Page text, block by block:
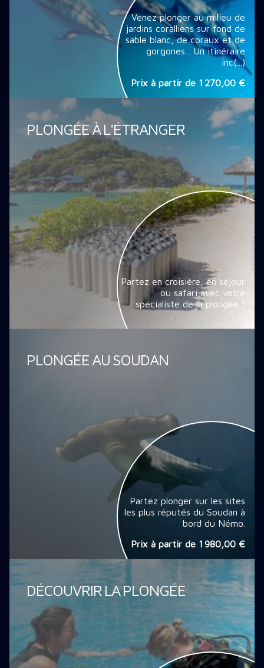
Venez plonger au milieu de
jardins coralliens sur fond de
sable blanc, de coraux et de
gorgones... Un itinéraire
inc(...)
Prix à partir de 1 270,00 €
PLONGÉE À L'ÉTRANGER
Partez en croisière, en séjour
ou safari avec votre
spécialiste de la plongée !
PLONGÉE AU SOUDAN
Partez plonger sur les sites
les plus réputés du Soudan à
bord du Némo.
Prix à partir de 1 980,00 €
DÉCOUVRIR LA PLONGÉE